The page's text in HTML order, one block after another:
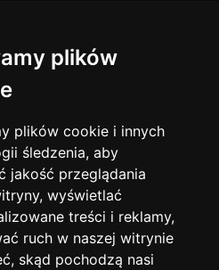
plików
plików cookie i innych
śledzenia, aby
jakość przeglądania
wyświetlać
treści i reklamy,
ruch w naszej witrynie
skąd pochodzą nasi
Pomoc
konto